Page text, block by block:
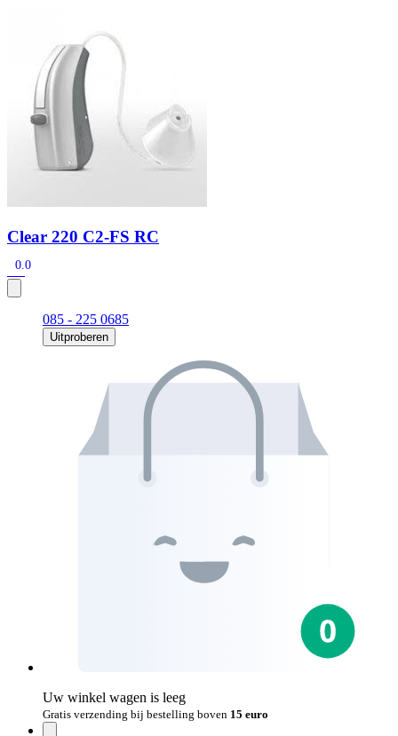
Zoeken
Snel zoeken
Signia hoortoestellen
Allure AI
Audio Service R LI 7
Hoortoestelbatterijen
Widex filters
Onderhoudsartikelen
Signia Active Mini IX - Oplaadbaar
Clear 220 C2-FS RC
0.0
085 - 225 0685
Uitproberen
Uw winkel wagen is leeg
Gratis verzending bij bestelling boven 15 euro